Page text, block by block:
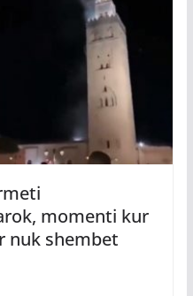
momenti kur
nuk shembet